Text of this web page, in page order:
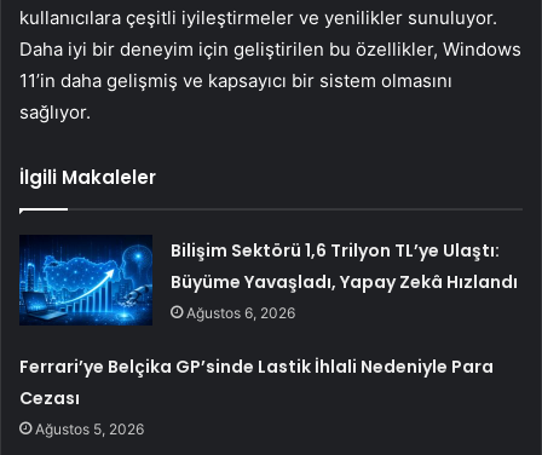
kullanıcılara çeşitli iyileştirmeler ve yenilikler sunuluyor.
Daha iyi bir deneyim için geliştirilen bu özellikler, Windows
11’in daha gelişmiş ve kapsayıcı bir sistem olmasını
sağlıyor.
İlgili Makaleler
Bilişim Sektörü 1,6 Trilyon TL’ye Ulaştı:
Büyüme Yavaşladı, Yapay Zekâ Hızlandı
Ağustos 6, 2026
Ferrari’ye Belçika GP’sinde Lastik İhlali Nedeniyle Para
Cezası
Ağustos 5, 2026